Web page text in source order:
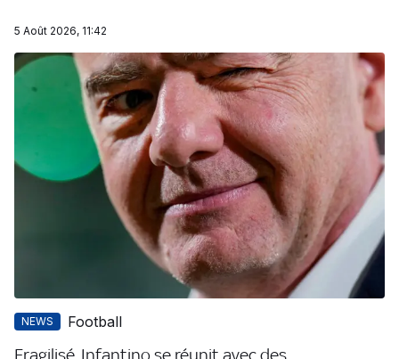
5 Août 2026, 11:42
NEWS Football
Fragilisé, Infantino se réunit avec des